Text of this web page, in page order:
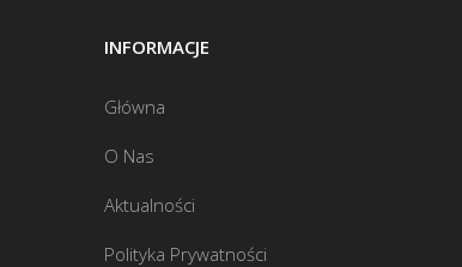
INFORMACJE
Główna
O Nas
Aktualności
Polityka Prywatności